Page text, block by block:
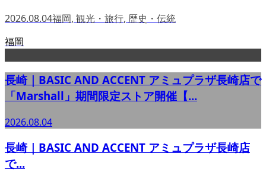
2026.08.04福岡, 観光・旅行, 歴史・伝統
福岡
長崎｜BASIC AND ACCENT アミュプラザ長崎店で
「Marshall」期間限定ストア開催【...
2026.08.04
長崎｜BASIC AND ACCENT アミュプラザ長崎店
で...